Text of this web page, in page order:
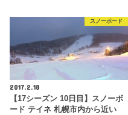
スノーボード
2017.2.18
【17シーズン 10日目】スノーボ
ード テイネ 札幌市内から近い